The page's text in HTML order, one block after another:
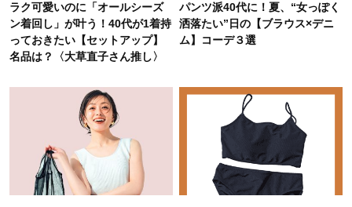
Fashion 2026.5.29
今、40代の「メガネ＆サングラス」のトレンド
に更新あり！“黒ぶち以外”が新定番に
Fashion
オシャレ40代の【ワンピ＆オールインワン】最
旬着こなし3選。地味見え回避のコツは「バッグ
選び」！
Fashion 2026.7.31
ラク可愛いのに「オールシーズ
ン着回し」が叶う！40代が1着持
っておきたい【セットアップ】
名品は？〈大草直子さん推し〉
パンツ派40代に！夏、“女っぽく
洒落たい”日の【ブラウス×デニ
ム】コーデ３選